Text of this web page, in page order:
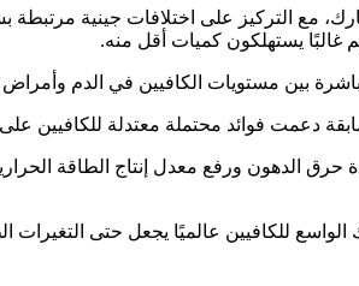
غالبًا يستهلكون كميات أقل منه.
بين مستويات الكافيين في الدم
دعمت فوائد محتملة معتدلة للكافيين
حرق الدهون ورفع معدل إنتاج الطاقة
الواسع للكافيين عالميًا يجعل حتى